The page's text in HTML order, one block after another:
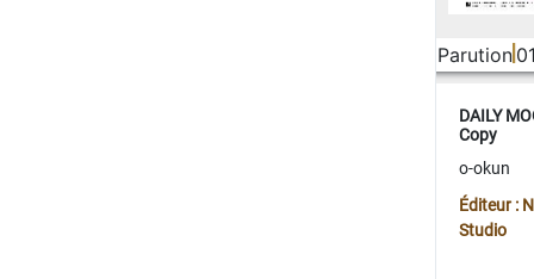
Parution
DAILY
Copy
o-okun
Éditeur :
Studio